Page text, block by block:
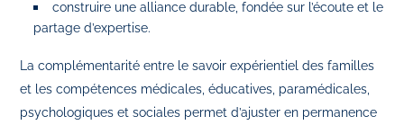
construire une alliance durable, fondée sur l’écoute et le
partage d’expertise.
La complémentarité entre le savoir expérientiel des familles
et les compétences médicales, éducatives, paramédicales,
psychologiques et sociales permet d’ajuster en permanence